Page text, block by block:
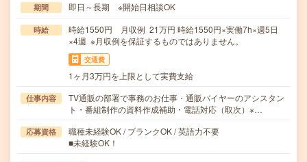
期間 即日～長期 ※開始日相談OK
時給
時給1550円 月収例 21万円 時給1550円×実働7h×週5日
×4週 ※月収例を保証するものではありません。
交通費
1ヶ月3万円を上限として実費支給
仕事内容
TV通販の部署で事務のお仕事・通販バイヤーのアシスタン
ト・番組制作の資料作成補助・電話対応（取次）※…
応募資格
職種未経験OK / ブランクOK / 英語力不要
■未経験OK！